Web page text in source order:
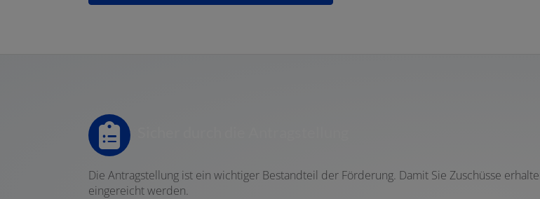
Die Antragstellung ist ein wichtiger Bestandteil der Förderung. Damit Sie Zuschüsse
eingereicht werden.